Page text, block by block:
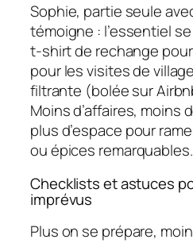
Sophie, partie seule
témoigne : l’essentiel
t-shirt de rechange
pour les visites de
filtrante (bolée sur
Moins d’affaires,
plus d’espace pour
ou épices remarquables.
Checklists et astuces
imprévus
Plus on se prépare,